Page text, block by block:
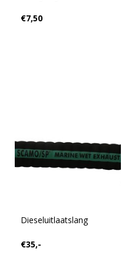
€7,50
Dieseluitlaatslang
€35,-